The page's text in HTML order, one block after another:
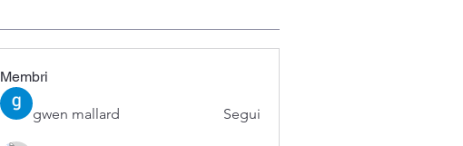
Membri
gwen mallard Segui